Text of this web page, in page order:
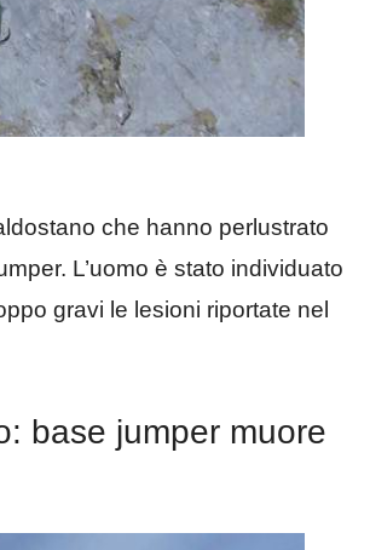
che hanno perlustrato
L’uomo è stato individuato
gravi le lesioni riportate nel
base jumper muore